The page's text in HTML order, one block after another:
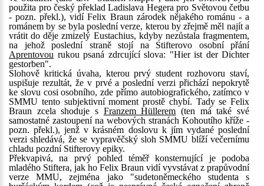
použita pro český překlad Ladislava Hegera pro Světovou četbu
- pozn. překl.), vidí Felix Braun zárodek nějakého románu - a
románem by se byla poslední verze, kterou by zřejmě měl najít a
vrátit do děje zmizelý Eustachius, kdyby nezůstala fragmentem,
na jehož poslední straně stojí na Stifterovo osobní přání
Aprentovou rukou psaná zdrcující slova: "Hier ist der Dichter
gestorben".
Slohově kritická úvaha, kterou prvý student rozhovoru staví,
uspišuje rezultát, že v prvé a poslední verzi přichází nepokrytě
ke slovu cosi osobního, zde přímo autobiografického, zatímco v
SMMU tento subjektivní moment prostě chybí. Tady se Felix
Braun zcela shoduje s Franzem Hüllerem (ten má také své
samostatné zastoupení na webových stranách Kohoutího kříže -
pozn. překl.), jenž v krásném doslovu k jím vydané poslední
verzi shledává, že se vypravěčský sloh SMMU blíží večernímu
chladu pozdní Stifterovy epiky.
Překvapivá, na prvý pohled téměř konsternující je podoba
mladého Stiftera, jak ho Felix Braun vidí vyvstávat z prapůvodní
verze MMU, zejména jako "sudetoněmeckého studenta s